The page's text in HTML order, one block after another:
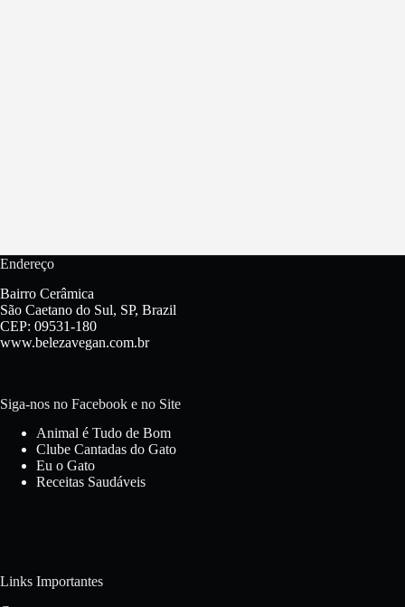
Endereço
Bairro Cerâmica
São Caetano do Sul, SP, Brazil
CEP: 09531-180
www.belezavegan.com.br
Siga-nos no Facebook e no Site
Animal é Tudo de Bom
Clube Cantadas do Gato
Eu o Gato
Receitas Saudáveis
Links Importantes